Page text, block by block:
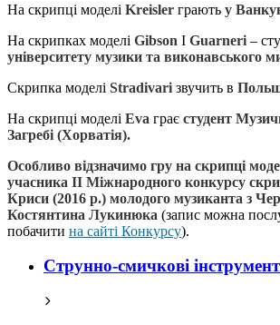
На скрипці моделі Kreisler грають у
На скрипках моделі Gibson I Guarneri –
університету музики та виконавського
Скрипка моделі Stradivari звучить в
На скрипці моделі Eva грає студент
Загребі (Хорватія).
Особливо відзначимо гру на скрипці
учасника ІІ Міжнародного конкурсу
Криси (2016 р.) молодого музиканта з
Костянтина Лукинюка (запис можна
побачити на сайті Конкурсу).
Струнно-смичкові